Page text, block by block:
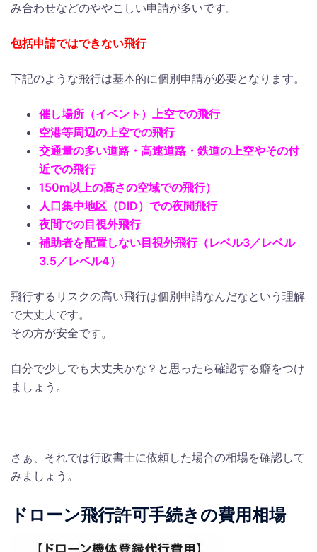
み合わせなどのややこしい申請が多いです。
包括申請ではできない飛行
下記のような飛行は基本的に個別申請が必要となります。
催し場所（イベント）上空での飛行
空港等周辺の上空での飛行
交通量の多い道路・高速道路・鉄道の上空やその付
近での飛行
150m以上の高さの空域での飛行）
人口集中地区（DID）での夜間飛行
夜間での目視外飛行
補助者を配置しない目視外飛行（レベル3／レベル
3.5／レベル4）
飛行するリスクの高い飛行は個別申請なんだなという理解
で大丈夫です。
その方が安全です。
自分で少しでも大丈夫かな？と思ったら確認する癖をつけ
ましょう。
さぁ、それでは行政書士に依頼した場合の相場を確認して
みましょう。
ドローン飛行許可手続きの費用相場